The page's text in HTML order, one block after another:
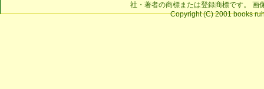
社・著者の商標または登録商標です。 画
Copyright (C) 2001 books